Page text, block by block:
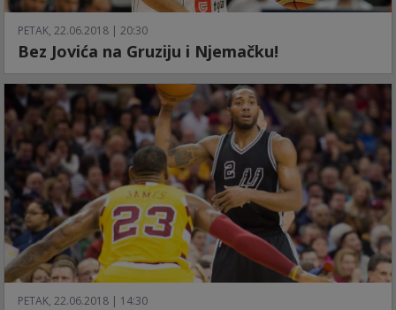
PETAK, 22.06.2018 | 20:30
Bez Jovića na Gruziju i Njemačku!
PETAK, 22.06.2018 | 14:30